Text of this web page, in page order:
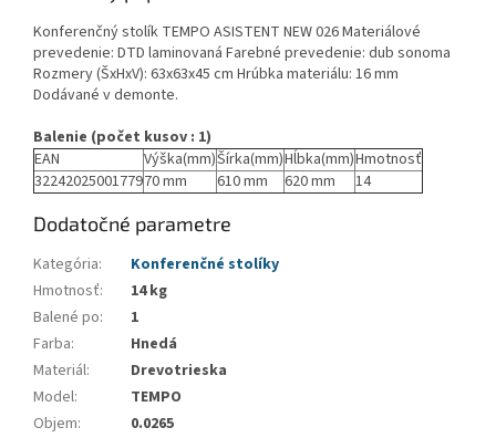
Konferenčný stolík TEMPO ASISTENT NEW 026 Materiálové
prevedenie: DTD laminovaná Farebné prevedenie: dub sonoma
Rozmery (ŠxHxV): 63x63x45 cm Hrúbka materiálu: 16 mm
Dodávané v demonte.
Balenie (počet kusov : 1)
EAN
Výška(mm)Šírka(mm)Hĺbka(mm)Hmotnosť
3224202500177970 mm 610 mm 620 mm 14
Dodatočné parametre
Kategória:
Konferenčné stolíky
Hmotnosť:
14 kg
Balené po:
1
Farba:
Hnedá
Materiál:
Drevotrieska
Model:
TEMPO
Objem:
0.0265